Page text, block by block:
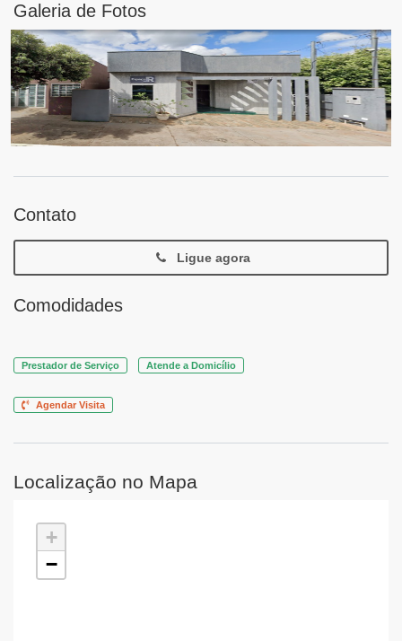
Galeria de Fotos
Contato
Ligue agora
Comodidades
Prestador de Serviço Atende a Domicílio
Agendar Visita
Localização no Mapa
+
−